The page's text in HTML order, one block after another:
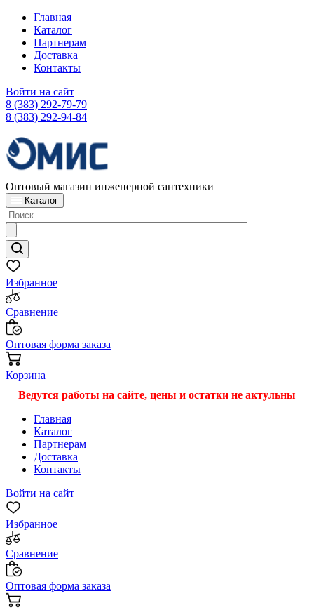
Главная
Каталог
Партнерам
Доставка
Контакты
Войти на сайт
8 (383) 292-79-79
8 (383) 292-94-84
Оптовый магазин инженерной сантехники
Каталог
Избранное
Сравнение
Оптовая форма заказа
Корзина
Ведутся работы на сайте, цены и остатки не актульны
Главная
Каталог
Партнерам
Доставка
Контакты
Войти на сайт
Избранное
Сравнение
Оптовая форма заказа